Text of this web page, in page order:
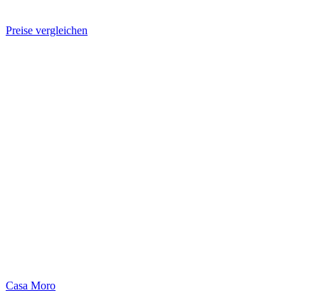
Preise vergleichen
Casa Moro